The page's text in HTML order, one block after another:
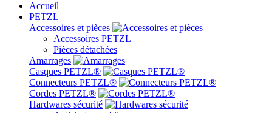
Accueil
PETZL
Accessoires et pièces
Accessoires PETZL
Pièces détachées
Amarrages
Casques PETZL®
Connecteurs PETZL®
Cordes PETZL®
Hardwares sécurité